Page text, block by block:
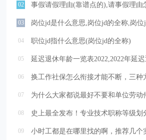
02
03 岗位jd是什么意思,岗位jd的全称,岗
04 职位jd指什么意思(岗位jd的全称)
05 延迟退休年龄一览表2022,2022年延
06
07 为什么大家都说最好不要和单位劳动
08 史上最全发布！专业技术职称等级划
09